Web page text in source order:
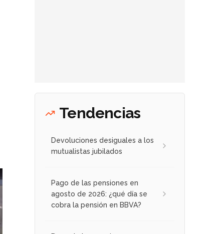
Tendencias
Devoluciones desiguales a los
mutualistas jubilados
Pago de las pensiones en
agosto de 2026: ¿qué día se
cobra la pensión en BBVA?